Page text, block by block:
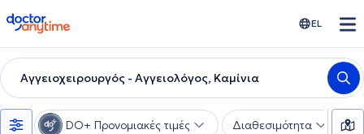
doctoranytime EL
Αγγειοχειρουργός - Αγγειολόγος, Καμίνια
DO+ Προνομιακές τιμές Διαθεσιμότητα